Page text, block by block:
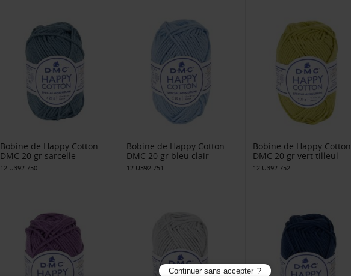
Bobine de Happy Cotton
DMC 20 gr sarcelle
12 U392 750
Bobine de Happy Cotton
DMC 20 gr bleu clair
12 U392 751
Bobine de Happy Cotton
DMC 20 gr vert tilleul
12 U392 752
Continuer sans accepter